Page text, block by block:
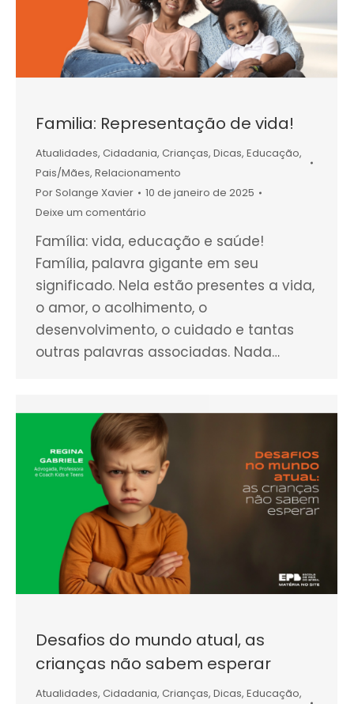
Familia: Representação de vida!
Atualidades, Cidadania, Crianças, Dicas, Educação,
Pais/Mães, Relacionamento
PorSolange Xavier
10 de janeiro de 2025
Deixe um comentário
Família: vida, educação e saúde!
Família, palavra gigante em seu
significado. Nela estão presentes a vida,
o amor, o acolhimento, o
desenvolvimento, o cuidado e tantas
outras palavras associadas. Nada…
Desafios do mundo atual, as
crianças não sabem esperar
Atualidades, Cidadania, Crianças, Dicas, Educação,